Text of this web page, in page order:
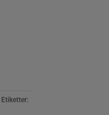
Etiketter: